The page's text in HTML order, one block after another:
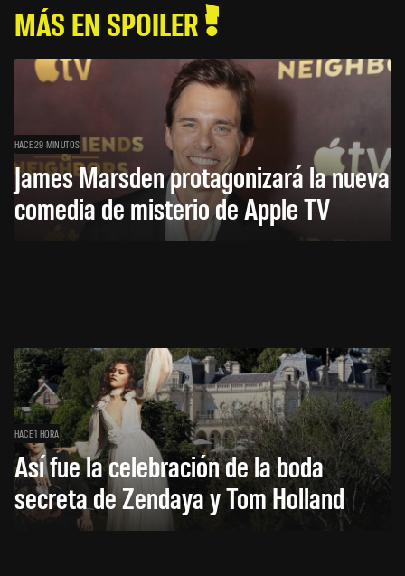
MÁS EN SPOILER
HACE 29 MINUTOS
James Marsden protagonizará la nueva
comedia de misterio de Apple TV
HACE 1 HORA
Así fue la celebración de la boda
secreta de Zendaya y Tom Holland